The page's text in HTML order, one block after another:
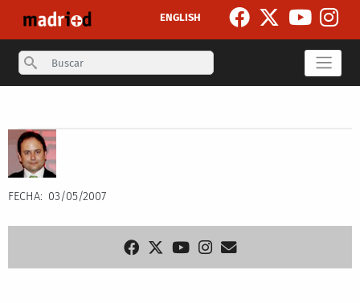
ENGLISH
Search
FECHA 03/05/2007